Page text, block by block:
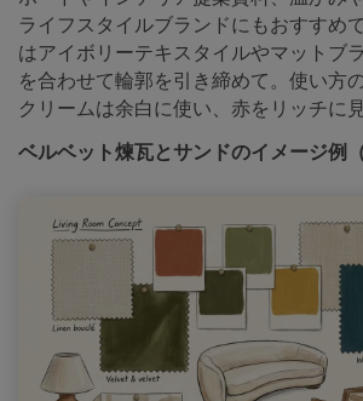
ライフスタイルブランドにもおすすめ
はアイボリーテキスタイルやマットブ
を合わせて輪郭を引き締めて。使い方
クリームは余白に使い、赤をリッチに
ベルベット煉瓦とサンドのイメージ例